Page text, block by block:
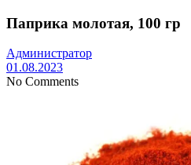
Паприка молотая, 100 гр
Администратор
01.08.2023
No Comments